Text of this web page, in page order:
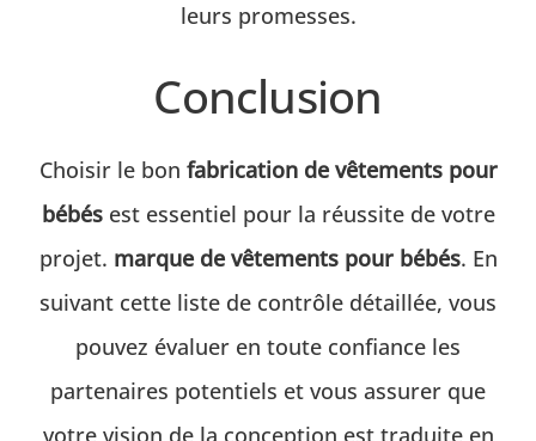
leurs promesses.
Conclusion
Choisir le bon fabrication de vêtements pour
bébésest essentiel pour la réussite de votre
projet. marque de vêtements pour bébés. En
suivant cette liste de contrôle détaillée, vous
pouvez évaluer en toute confiance les
partenaires potentiels et vous assurer que
votre vision de la conception est traduite en